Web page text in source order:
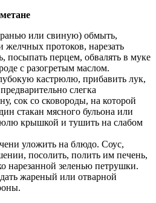
или свиную) обмыть,
желчных протоков, нарезать
посыпать перцем, обвалять в муке
с разогретым маслом.
кастрюлю, прибавить лук,
слегка
сок со сковороды, на которой
стакан мясного бульона или
крышкой и тушить на слабом
уложить на блюдо. Соус,
посолить, полить им печень,
нарезанной зеленью петрушки.
жареный или отварной